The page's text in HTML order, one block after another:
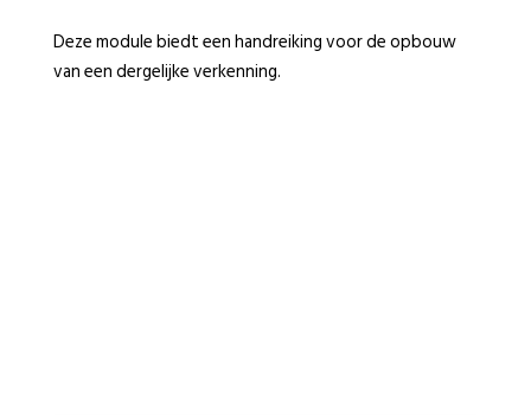
Deze module biedt een handreiking voor de opbouw
van een dergelijke verkenning.